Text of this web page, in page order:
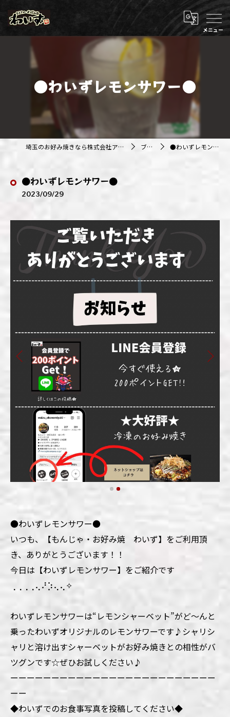
●わいずレモンサワー●
埼玉のお好み焼きなら株式会社アジルカンパニー ブログ ●わいずレモンサワー●
●わいずレモンサワー●
2023/09/29
●わいずレモンサワー●
いつも、【もんじゃ・お好み焼 わいず】をご利用頂
き、ありがとうございます！！
今日は【わいずレモンサワー】をご紹介です
⢀⢀⢀⢀⢄⠜⡱⢄⢄✧
わいずレモンサワーは“レモンシャーベット”がど～んと
乗ったわいずオリジナルのレモンサワーです♪シャリシ
ャリと溶け出すシャーベットがお好み焼きとの相性がバ
ツグンです☆ぜひお試しください♪
ーーーーーーーーーーーーーーーーーーーーーーーーー
ーー
◆わいずでのお食事写真を投稿してください◆